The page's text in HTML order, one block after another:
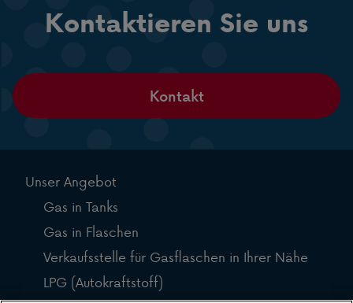
Kontaktieren Sie uns
Kontakt
Unser Angebot
Gas in Tanks
Gas in Flaschen
Verkaufsstelle für Gasflaschen in Ihrer Nähe
LPG (Autokraftstoff)